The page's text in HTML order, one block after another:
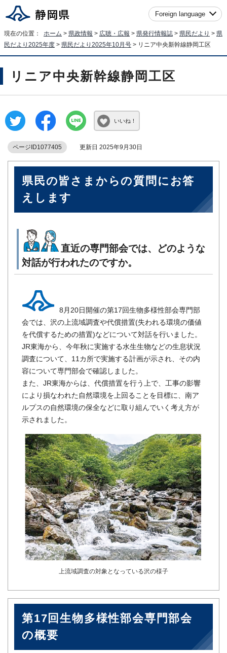
Foreign language
現在の位置： ホーム > 県政情報 > 広聴・広報 > 県発行情報誌 > 県民だより > 県
民だより2025年度 > 県民だより2025年10月号 > リニア中央新幹線静岡工区
リニア中央新幹線静岡工区
いいね！
ページID1077405 更新日 2025年9月30日
県民の皆さまからの質問にお答
えします
直近の専門部会では、どのような
対話が行われたのですか。
8月20日開催の第17回生物多様性部会専門部
会では、沢の上流域調査や代償措置(失われる環境の価値
を代償するための措置)などについて対話を行いました。
JR東海から、今年秋に実施する水生生物などの生息状況
調査について、11カ所で実施する計画が示され、その内
容について専門部会で確認しました。
また、JR東海からは、代償措置を行う上で、工事の影響
により損なわれた自然環境を上回ることを目標に、南ア
ルプスの自然環境の保全などに取り組んでいく考え方が
示されました。
上流域調査の対象となっている沢の様子
第17回生物多様性部会専門部会
の概要